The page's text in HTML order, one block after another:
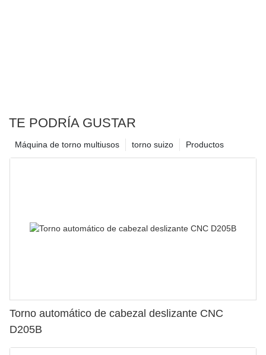
TE PODRÍA GUSTAR
Productos
torno suizo
Máquina de torno multiusos
Torno automático de cabezal deslizante CNC
D205B